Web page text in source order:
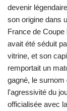
devenir
son origine dans
France de
avait été séduit
vitrine, et son
remportait un
gagné, le
l'agressivité du
officialisée avec